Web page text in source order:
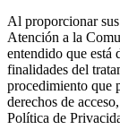
Al proporcionar
Atención a la
entendido que está
finalidades del
procedimiento que
derechos de
Política de